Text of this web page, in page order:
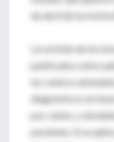
de abril de la
La revisión de los
publicados sobre
los centros
diagnósticos
por ciento, o
pacientes. Si se